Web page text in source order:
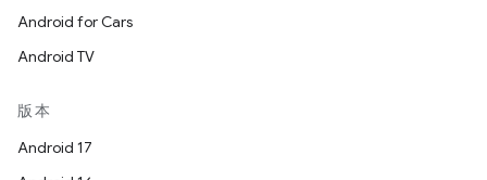
Android for Cars
Android TV
版本
Android 17